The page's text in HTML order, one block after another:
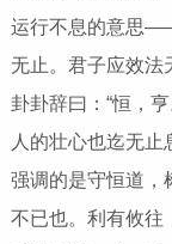
运行不息的意思
无止。君子应效法
卦卦辞曰：“恒，
人的壮心也迄无
强调的是守恒道，
不已也。利有攸往